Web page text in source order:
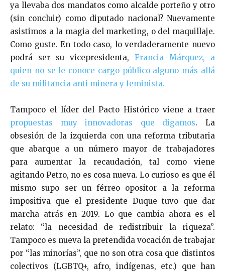
ya llevaba dos mandatos como alcalde porteño y otro
(sin concluir) como diputado nacional? Nuevamente
asistimos a la magia del marketing, o del maquillaje.
Como guste. En todo caso, lo verdaderamente nuevo
podrá ser su vicepresidenta, Francia Márquez, a
quien no se le conoce cargo público alguno más allá
de su militancia anti minera y feminista.
Tampoco el líder del Pacto Histórico viene a traer
propuestas muy innovadoras que digamos. La
obsesión de la izquierda con una reforma tributaria
que abarque a un número mayor de trabajadores
para aumentar la recaudación, tal como viene
agitando Petro, no es cosa nueva. Lo curioso es que él
mismo supo ser un férreo opositor a la reforma
impositiva que el presidente Duque tuvo que dar
marcha atrás en 2019. Lo que cambia ahora es el
relato: “la necesidad de redistribuir la riqueza”.
Tampoco es nueva la pretendida vocación de trabajar
por “las minorías”, que no son otra cosa que distintos
colectivos (LGBTQ+, afro, indígenas, etc.) que han